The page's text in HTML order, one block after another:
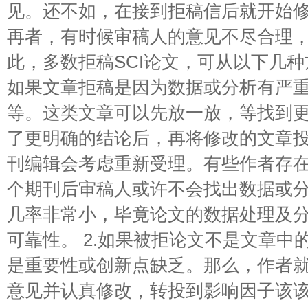
见。还不如，在接到拒稿信后就开始
再者，有时候审稿人的意见不尽合理
此，多数拒稿SCI论文，可从以下几
如果文章拒稿是因为数据或分析有严
等。这类文章可以先放一放，等找到
了更明确的结论后，再将修改的文章
刊编辑会考虑重新受理。有些作者存
个期刊后审稿人或许不会找出数据或
几率非常小，毕竟论文的数据处理及
可靠性。 2.如果被拒论文不是文章中
是重要性或创新点缺乏。那么，作者
意见并认真修改，转投到影响因子该